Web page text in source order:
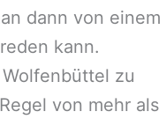
dann von einem
kann.
Wolfenbüttel zu
von mehr als